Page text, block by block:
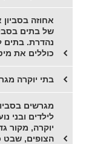
אחוזה
של בתים
נהדרת. בתים
כוללים את
בתי יוקרה
מגרשים
לילדים ובני
יוקרה, מקור
הצופים, שבט